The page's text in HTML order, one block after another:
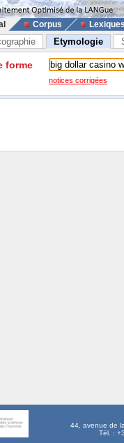
Corpus
Etymologie
forme
notices corrigées
44, avenue de
Tél. :